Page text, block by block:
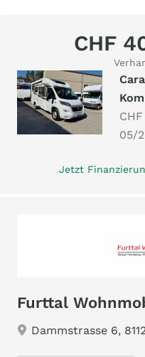
CHF
05/
Jetzt
Furttal
Dammstrasse 6,